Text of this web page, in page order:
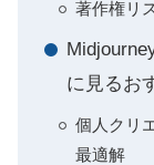
著作権リ
に見るお
個人クリ
最適解